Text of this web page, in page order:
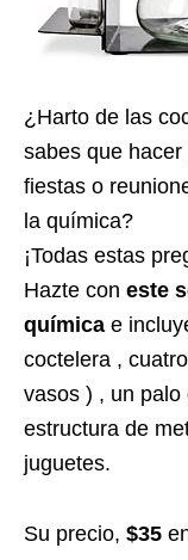
¿Harto de las
sabes que
fiestas o
la química?
¡Todas estas
Hazte con este
química e
coctelera ,
vasos ) , un palo
estructura de
juguetes.
Su precio, $35